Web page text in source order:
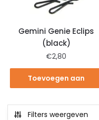
Gemini Genie Eclips
(black)
€2,80
Toevoegen aan
Filters weergeven